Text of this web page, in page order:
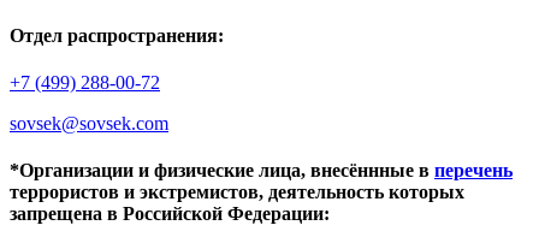
Отдел распространения:
+7 (499) 288-00-72
sovsek@sovsek.com
*Организации и физические лица, внесённные в перечень
террористов и экстремистов, деятельность которых
запрещена в Российской Федерации: